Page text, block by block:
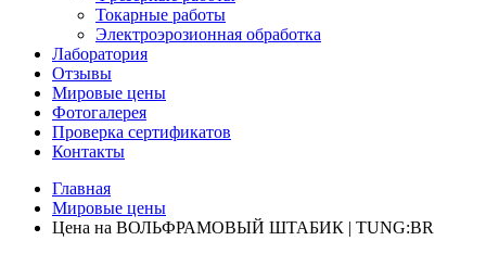
Токарные работы
Электроэрозионная обработка
Лаборатория
Отзывы
Мировые цены
Фотогалерея
Проверка сертификатов
Контакты
Главная
Мировые цены
Цена на ВОЛЬФРАМОВЫЙ ШТАБИК | TUNG:BR